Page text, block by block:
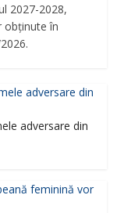
2027-2028,
obținute în
adversare din